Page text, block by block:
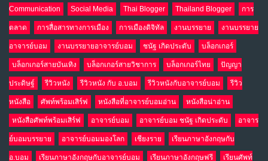
NO COMMENTS
Communication Social Media Thai Blogger Thailand Blogger การ
ตลาด การสื่อสารทางการเมือง การเมืองดิจิทัล งานบรรยาย งานบรรยาย
อาจารย์บอม งานบรรยายอาจารย์บอม ชนัฐ เกิดประดับ บล็อกเกอร์
บล็อกเกอร์สายบันเทิง บล็อกเกอร์สายวิชาการ บล็อกเกอร์ไทย ปัญญา
ประดิษฐ์ รีวิวหนัง รีวิวหนัง กับ อ.บอม รีวิวหนังกับอาจารย์บอม รีวิว
หนังสือ ศัพท์พร้อมเสิร์ฟ หนังสือที่อาจารย์บอมอ่าน หนังสือน่าอ่าน
หนังสือศัพท์พร้อมเสิร์ฟ อาจารย์บอม อาจารย์บอม ชนัฐ เกิดประดับ อาจาร
ย์บอมบรรยาย อาจารย์บอมมองโลก เชียงราย เรียนภาษาอังกฤษกับ
อ.บอม เรียนภาษาอังกฤษกับอาจารย์บอม เรียนภาษาอังกฤษฟรี เรียนศัพท์